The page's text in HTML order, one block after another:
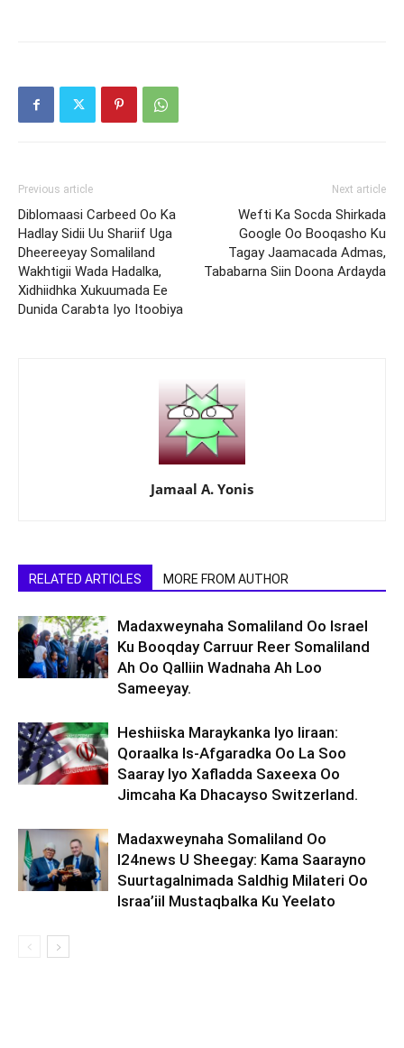
Previous article
Diblomaasi Carbeed Oo Ka
Hadlay Sidii Uu Shariif Uga
Dheereeyay Somaliland
Wakhtigii Wada Hadalka,
Xidhiidhka Xukuumada Ee
Dunida Carabta Iyo Itoobiya
Next article
Wefti Ka Socda Shirkada
Google Oo Booqasho Ku
Tagay Jaamacada Admas,
Tababarna Siin Doona Ardayda
Jamaal A. Yonis
RELATED ARTICLES MORE FROM AUTHOR
Madaxweynaha Somaliland Oo Israel
Ku Booqday Carruur Reer Somaliland
Ah Oo Qalliin Wadnaha Ah Loo
Sameeyay.
Heshiiska Maraykanka Iyo Iiraan:
Qoraalka Is-Afgaradka Oo La Soo
Saaray Iyo Xafladda Saxeexa Oo
Jimcaha Ka Dhacayso Switzerland.
Madaxweynaha Somaliland Oo
I24news U Sheegay: Kama Saarayno
Suurtagalnimada Saldhig Milateri Oo
Israa’iil Mustaqbalka Ku Yeelato